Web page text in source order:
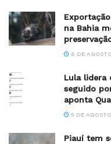
na Bahia
6 DE
Lula lidera
seguido
aponta
5 DE
Piauí tem